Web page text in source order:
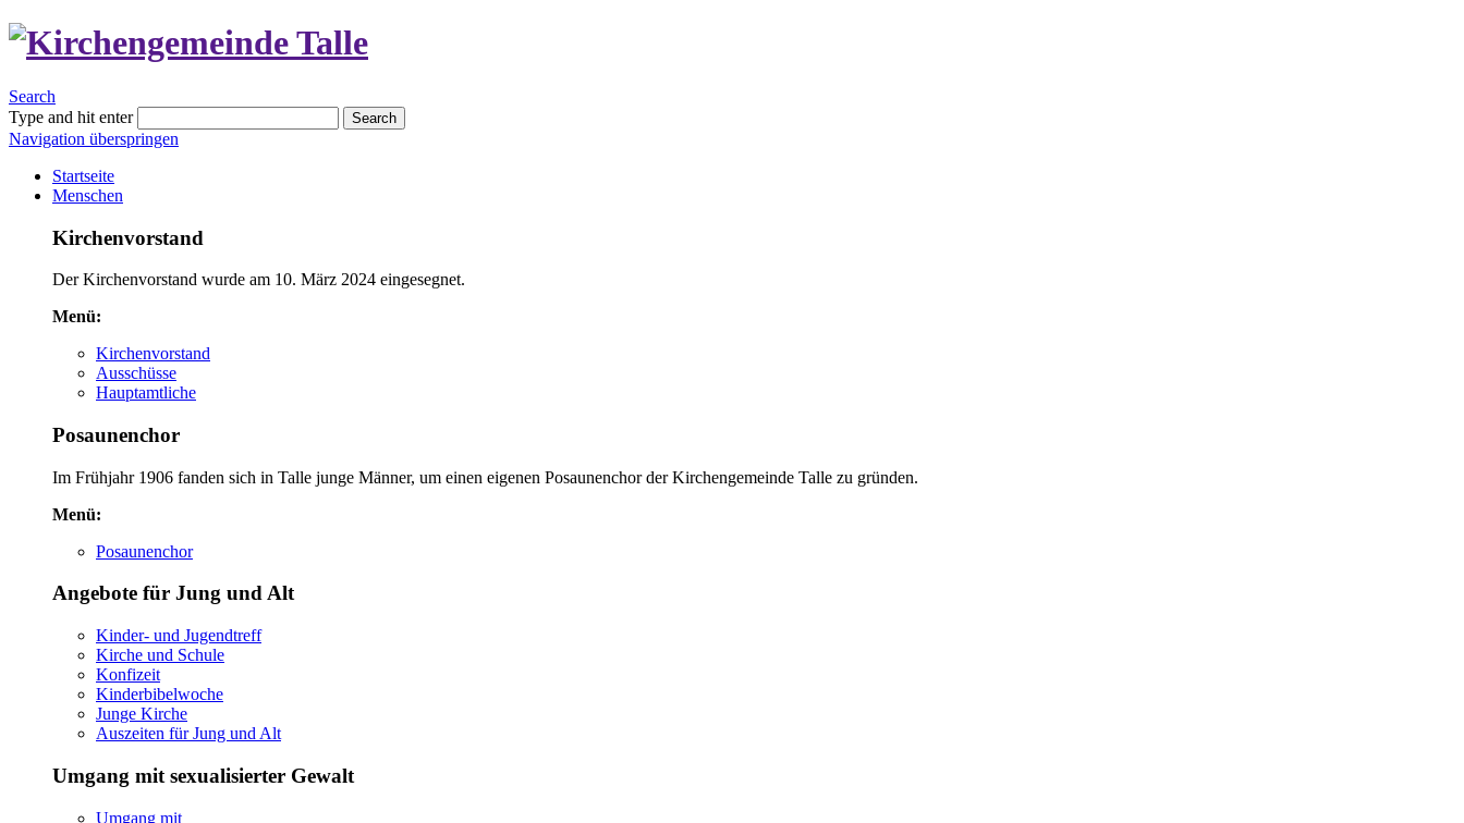
Search
Type and hit enter
Search
Navigation überspringen
Startseite
Menschen
Kirchenvorstand
Der Kirchenvorstand wurde am 10. März 2024 eingesegnet.
Menü:
Kirchenvorstand
Ausschüsse
Hauptamtliche
Posaunenchor
Im Frühjahr 1906 fanden sich in Talle junge Männer, um einen eigenen Posaunenchor der Kirchengemeinde Talle zu gründen.
Menü:
Posaunenchor
Angebote für Jung und Alt
Kinder- und Jugendtreff
Kirche und Schule
Konfizeit
Kinderbibelwoche
Junge Kirche
Auszeiten für Jung und Alt
Umgang mit sexualisierter Gewalt
Umgang mit